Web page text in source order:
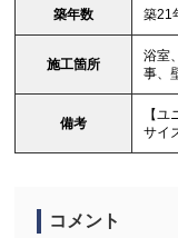
築年数 築21
施工箇所
浴室
事、
備考
【
サイ
コメント